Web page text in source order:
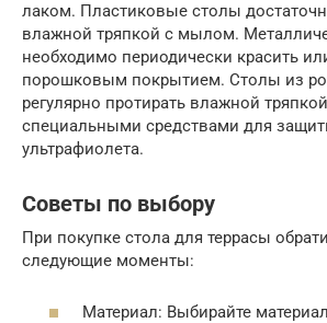
лаком. Пластиковые столы
влажной тряпкой с мылом.
необходимо периодически красить
порошковым покрытием. Столы из
регулярно протирать влажной
специальными средствами для
ультрафиолета.
Советы по выбору
При покупке стола для террасы
следующие моменты:
Материал: Выбирайте